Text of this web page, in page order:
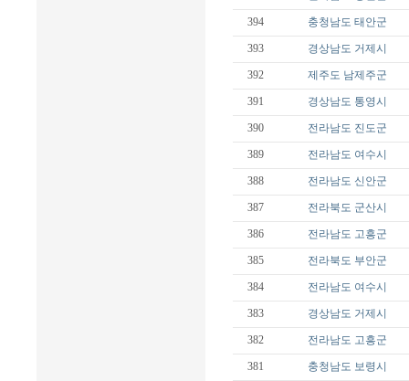
394 충청남도 태안군
393 경상남도 거제시
392 제주도 남제주군
391 경상남도 통영시
390 전라남도 진도군
389 전라남도 여수시
388 전라남도 신안군
387 전라북도 군산시
386 전라남도 고흥군
385 전라북도 부안군
384 전라남도 여수시
383 경상남도 거제시
382 전라남도 고흥군
381 충청남도 보령시